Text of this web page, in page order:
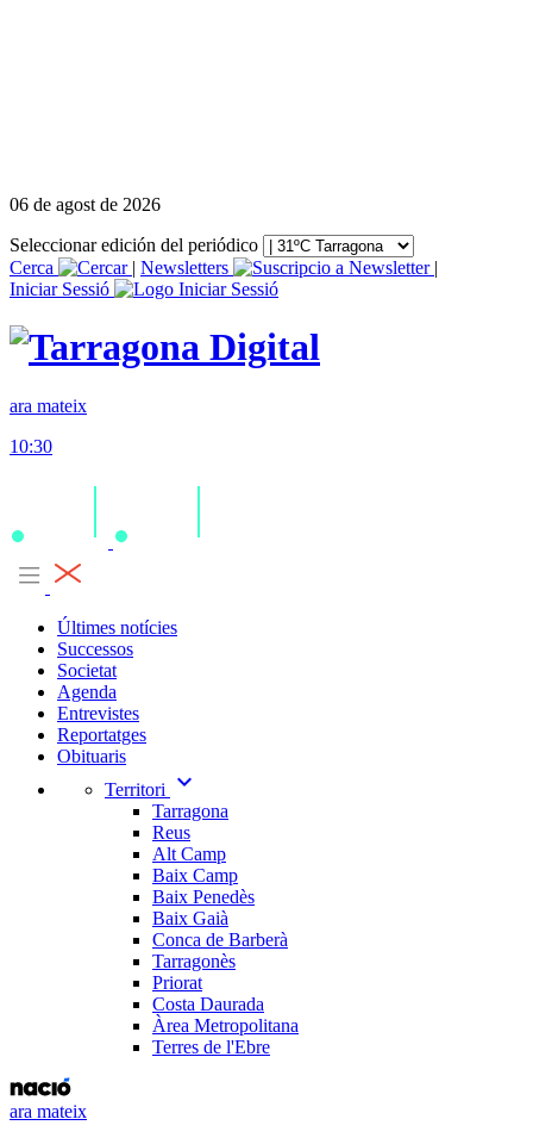
06 de agost de 2026
Seleccionar edición del periódico
Cerca
| Newsletters
|
Iniciar Sessió
ara mateix
10:30
Últimes notícies
Successos
Societat
Agenda
Entrevistes
Reportatges
Obituaris
Territori
expand_more
Tarragona
Reus
Alt Camp
Baix Camp
Baix Penedès
Baix Gaià
Conca de Barberà
Tarragonès
Priorat
Costa Daurada
Àrea Metropolitana
Terres de l'Ebre
ara mateix